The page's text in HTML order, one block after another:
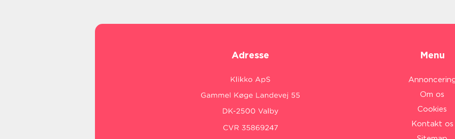
Adresse Menu
Om os
Cookies
Kontakt os